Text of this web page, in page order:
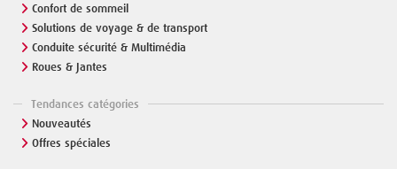
Confort de sommeil
Solutions de voyage & de transport
Conduite sécurité & Multimédia
Roues & Jantes
Tendances catégories
Nouveautés
Offres spéciales